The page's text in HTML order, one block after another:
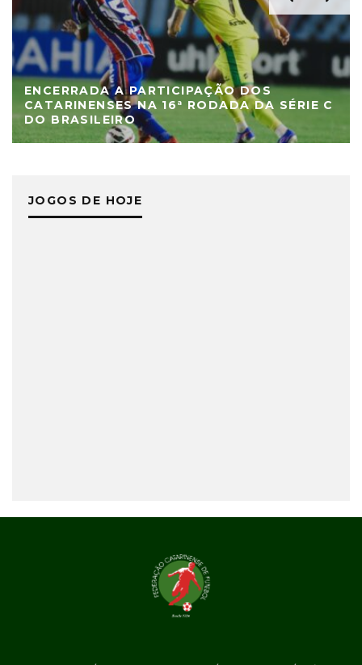
ENCERRADA A PARTICIPAÇÃO DOS
CATARINENSES NA 16ª RODADA DA SÉRIE C
DO BRASILEIRO
JOGOS DE HOJE